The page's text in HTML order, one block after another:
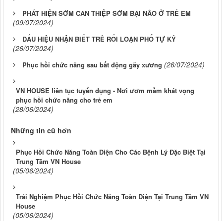
PHÁT HIỆN SỚM CAN THIỆP SỚM BẠI NÃO Ở TRẺ EM
(09/07/2024)
DẤU HIỆU NHẬN BIẾT TRẺ RỐI LOẠN PHỔ TỰ KỶ
(26/07/2024)
Phục hồi chức năng sau bất động gãy xương (26/07/2024)
VN HOUSE liên tục tuyển dụng - Nơi ươm mầm khát vọng
phục hồi chức năng cho trẻ em
(28/06/2024)
Những tin cũ hơn
Phục Hồi Chức Năng Toàn Diện Cho Các Bệnh Lý Đặc Biệt Tại
Trung Tâm VN House
(05/06/2024)
Trải Nghiệm Phục Hồi Chức Năng Toàn Diện Tại Trung Tâm VN
House
(05/06/2024)